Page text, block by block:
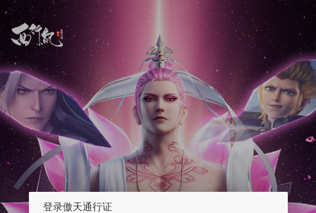
登录傲天通行证